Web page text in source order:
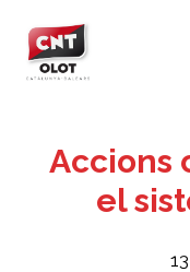
contingut
Accions
el